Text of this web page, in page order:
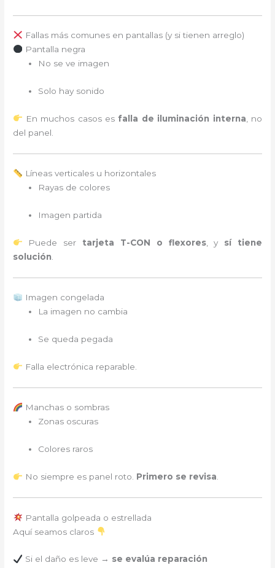
Fallas más comunes en pantallas (y si tienen arreglo)
Pantalla negra
No se ve imagen
Solo hay sonido
En muchos casos es falla de iluminación interna , no
del panel.
Líneas verticales u horizontales
Rayas de colores
Imagen partida
Puede ser tarjeta T-CON o flexores, y sí tiene
solución
Imagen congelada
La imagen no cambia
Se queda pegada
Falla electrónica reparable.
Manchas o sombras
Zonas oscuras
Colores raros
No siempre es panel roto. Primero se revisa.
Pantalla golpeada o estrellada
Aquí seamos claros
Si el daño es leve → se evalúa reparación